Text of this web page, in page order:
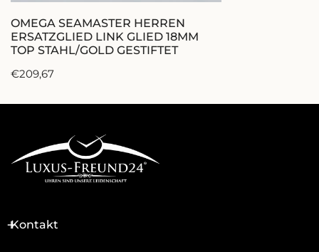
IN DEN WARENKORB LEGEN
OMEGA SEAMASTER HERREN
ERSATZGLIED LINK GLIED 18MM
TOP STAHL/GOLD GESTIFTET
Regulärer
€209,67
Kontakt